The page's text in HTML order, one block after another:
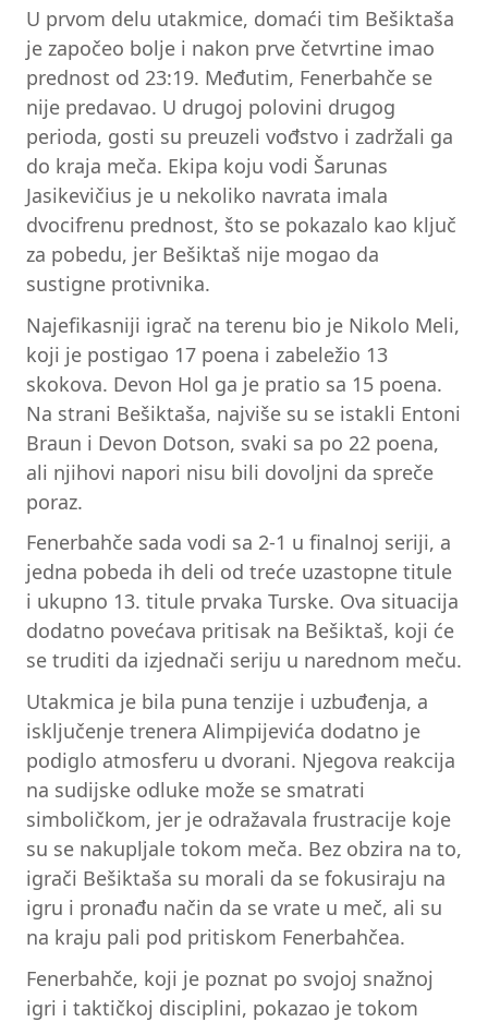
U prvom delu utakmice, domaći tim Bešiktaša
je započeo bolje i nakon prve četvrtine imao
prednost od 23:19. Međutim, Fenerbahče se
nije predavao. U drugoj polovini drugog
perioda, gosti su preuzeli vođstvo i zadržali ga
do kraja meča. Ekipa koju vodi Šarunas
Jasikevičius je u nekoliko navrata imala
dvocifrenu prednost, što se pokazalo kao ključ
za pobedu, jer Bešiktaš nije mogao da
sustigne protivnika.
Najefikasniji igrač na terenu bio je Nikolo Meli,
koji je postigao 17 poena i zabeležio 13
skokova. Devon Hol ga je pratio sa 15 poena.
Na strani Bešiktaša, najviše su se istakli Entoni
Braun i Devon Dotson, svaki sa po 22 poena,
ali njihovi napori nisu bili dovoljni da spreče
poraz.
Fenerbahče sada vodi sa 2-1 u finalnoj seriji, a
jedna pobeda ih deli od treće uzastopne titule
i ukupno 13. titule prvaka Turske. Ova situacija
dodatno povećava pritisak na Bešiktaš, koji će
se truditi da izjednači seriju u narednom meču.
Utakmica je bila puna tenzije i uzbuđenja, a
isključenje trenera Alimpijevića dodatno je
podiglo atmosferu u dvorani. Njegova reakcija
na sudijske odluke može se smatrati
simboličkom, jer je odražavala frustracije koje
su se nakupljale tokom meča. Bez obzira na to,
igrači Bešiktaša su morali da se fokusiraju na
igru i pronađu način da se vrate u meč, ali su
na kraju pali pod pritiskom Fenerbahčea.
Fenerbahče, koji je poznat po svojoj snažnoj
igri i taktičkoj disciplini, pokazao je tokom